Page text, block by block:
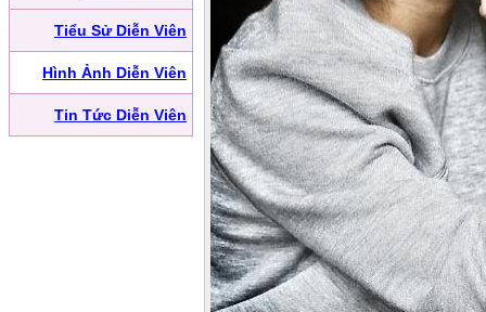
Tiểu Sử Diễn Viên
Hình Ảnh Diễn Viên
Tin Tức Diễn Viên